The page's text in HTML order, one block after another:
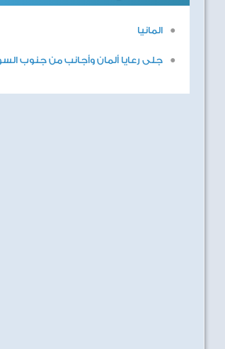
المانيا
جلى رعايا ألمان وأجانب من جنوب